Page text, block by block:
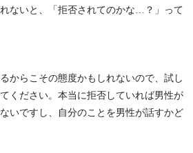
ないと、「拒否されてのかな…？」って
からこその態度かもしれないので、試し
ください。本当に拒否していれば男性が
いですし、自分のことを男性が話すかど